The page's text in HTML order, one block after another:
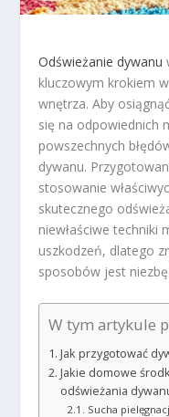
Odświeżanie dywanu
kluczowym krokiem
wnętrza. Aby
się na odpowiednich
powszechnych
dywanu.
stosowanie
skutecznego
niewłaściwe techniki
uszkodzeń, dlatego
sposobów jest
W tym artykule
Jak przygotować
Jakie domowe
odświeżania
Sucha